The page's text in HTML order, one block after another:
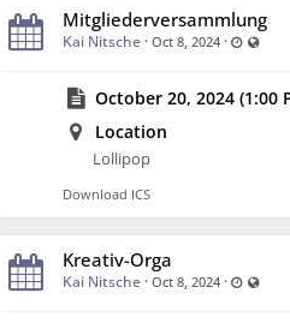
Mitgliederversammlung
Kai Nitsche· Oct 8, 2024 · Last
October 20, 2024 (1:00
Location
Lollipop
Download ICS
Kreativ-Orga
Kai Nitsche· Oct 8, 2024 · Last